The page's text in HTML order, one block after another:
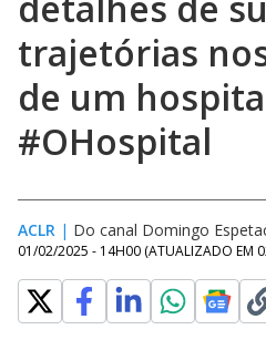
trajetórias
de um
#OHospital
ACLR | Do canal Domingo
01/02/2025 - 14H00 (ATUALIZADO EM